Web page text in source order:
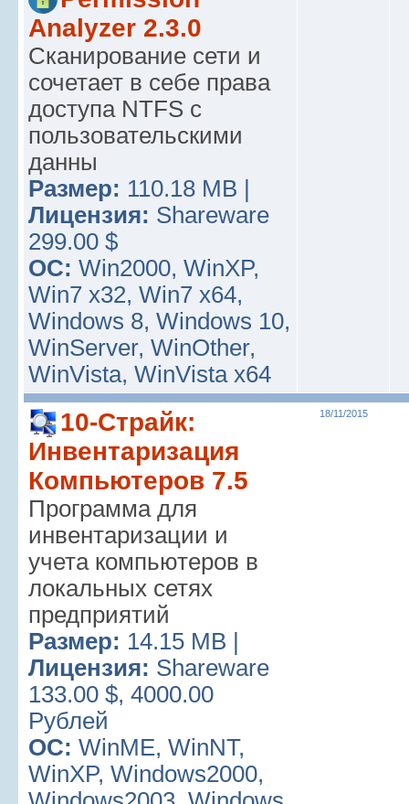
Analyzer 2.3.0
Сканирование сети и
сочетает в себе права
доступа NTFS с
пользовательскими
данны
Размер: 110.18 MB |
Лицензия: Shareware
299.00 $
ОС: Win2000, WinXP,
Win7 x32, Win7 x64,
Windows 8, Windows 10,
WinServer, WinOther,
WinVista, WinVista x64
10-Страйк:
Инвентаризация
Компьютеров 7.5
Программа для
инвентаризации и
учета компьютеров в
локальных сетях
предприятий
Размер: 14.15 MB |
Лицензия: Shareware
133.00 $, 4000.00
Рублей
ОС: WinME, WinNT,
WinXP, Windows2000,
18/11/2015